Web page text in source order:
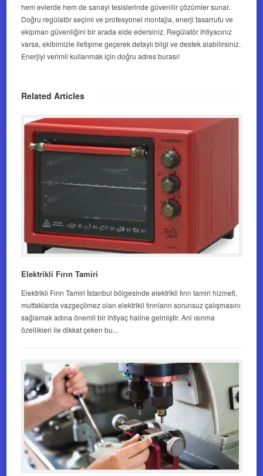
hem evlerde hem de sanayi tesislerinde güvenilir çözümler sunar.
Doğru regülatör seçimi ve profesyonel montajla, enerji tasarrufu ve
ekipman güvenliğini bir arada elde edersiniz. Regülatör ihtiyacınız
varsa, ekibimizle iletişime geçerek detaylı bilgi ve destek alabilirsiniz.
Enerjiyi verimli kullanmak için doğru adres burası!
Related Articles
Elektrikli Fırın Tamiri
Elektrikli Fırın Tamiri İstanbul bölgesinde elektrikli fırın tamiri hizmeti,
mutfaklarda vazgeçilmez olan elektrikli fırınların sorunsuz çalışmasını
sağlamak adına önemli bir ihtiyaç haline gelmiştir. Ani ısınma
özellikleri ile dikkat çeken bu...